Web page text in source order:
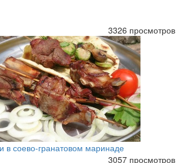
3326 просмотров
в соево-гранатовом маринаде
3057 просмотров